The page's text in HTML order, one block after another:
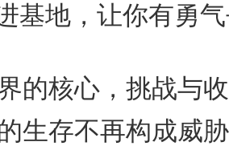
基地，让你有勇
的核心，挑战与
生存不再构成威